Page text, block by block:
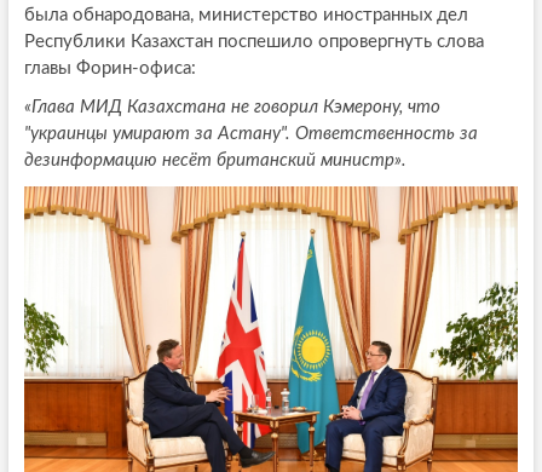
была обнародована, министерство иностранных дел
Республики Казахстан поспешило опровергнуть слова
главы Форин-офиса:
«Глава МИД Казахстана не говорил Кэмерону, что
"украинцы умирают за Астану". Ответственность за
дезинформацию несёт британский министр».